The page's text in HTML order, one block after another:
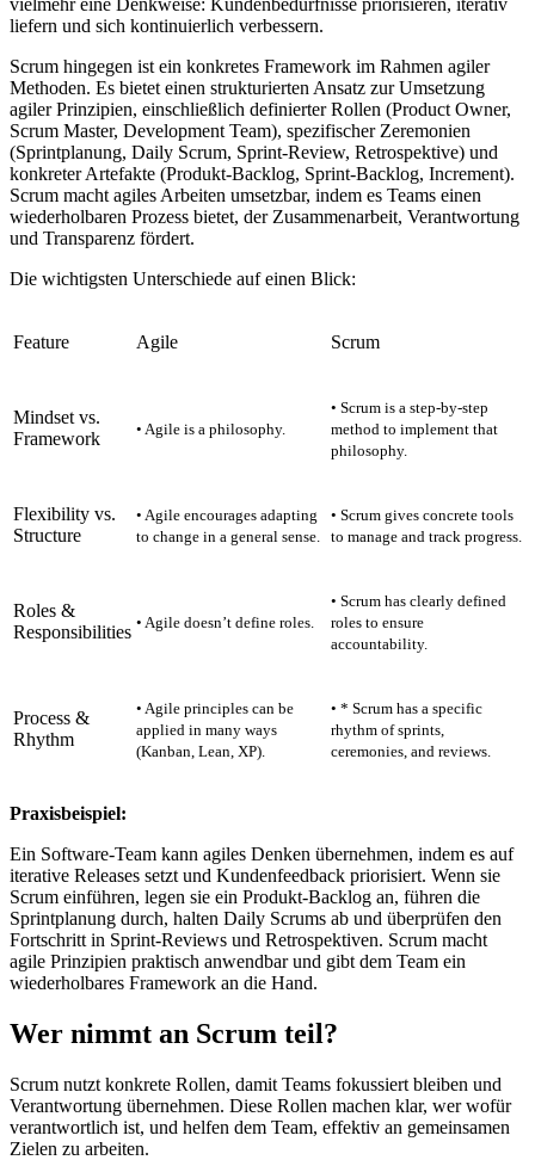
liefern und sich kontinuierlich verbessern.
Scrum hingegen ist ein konkretes Framework im Rahmen agiler
Methoden. Es bietet einen strukturierten Ansatz zur Umsetzung
agiler Prinzipien, einschließlich definierter Rollen (Product Owner,
Scrum Master, Development Team), spezifischer Zeremonien
(Sprintplanung, Daily Scrum, Sprint-Review, Retrospektive) und
konkreter Artefakte (Produkt-Backlog, Sprint-Backlog, Increment).
Scrum macht agiles Arbeiten umsetzbar, indem es Teams einen
wiederholbaren Prozess bietet, der Zusammenarbeit, Verantwortung
und Transparenz fördert.
Die wichtigsten Unterschiede auf einen Blick:
Feature Agile Scrum
Mindset vs.
Framework
• Agile is a philosophy.
• Scrum is a step-by-step
method to implement that
philosophy.
Flexibility vs.
Structure
• Agile encourages adapting
to change in a general sense.
• Scrum gives concrete tools
to manage and track progress.
Roles &
Responsibilities • Agile doesn’t define roles.
• Scrum has clearly defined
roles to ensure
accountability.
Process &
Rhythm
• Agile principles can be
applied in many ways
(Kanban, Lean, XP).
• * Scrum has a specific
rhythm of sprints,
ceremonies, and reviews.
Praxisbeispiel:
Ein Software-Team kann agiles Denken übernehmen, indem es auf
iterative Releases setzt und Kundenfeedback priorisiert. Wenn sie
Scrum einführen, legen sie ein Produkt-Backlog an, führen die
Sprintplanung durch, halten Daily Scrums ab und überprüfen den
Fortschritt in Sprint-Reviews und Retrospektiven. Scrum macht
agile Prinzipien praktisch anwendbar und gibt dem Team ein
wiederholbares Framework an die Hand.
Wer nimmt an Scrum teil?
Scrum nutzt konkrete Rollen, damit Teams fokussiert bleiben und
Verantwortung übernehmen. Diese Rollen machen klar, wer wofür
verantwortlich ist, und helfen dem Team, effektiv an gemeinsamen
Zielen zu arbeiten.